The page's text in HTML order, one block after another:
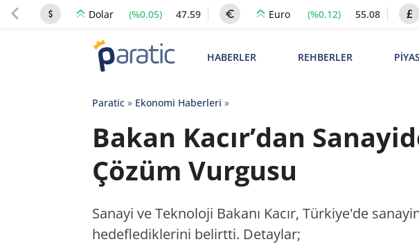
Dolar (%0.05) 47.59 Euro (%0.12) 55.08
HABERLER REHBERLER
Paratic» Ekonomi Haberleri »
Bakan Kacır’dan
Çözüm Vurgusu
Sanayi ve Teknoloji Bakanı Kacır, Türkiye'de
hedeflediklerini belirtti. Detaylar;